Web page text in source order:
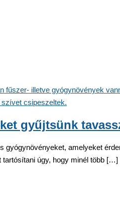
gyűjtsünk
gyógynövényeket, amelyeket
tartósítani úgy, hogy minél több […]